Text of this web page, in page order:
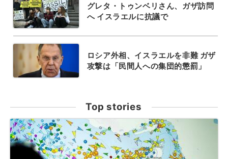
グレタ・トゥンベリさん、ガザ訪問
へ イスラエルに抗議で
ロシア外相、イスラエルを非難 ガザ
攻撃は「民間人への集団的懲罰」
Top stories